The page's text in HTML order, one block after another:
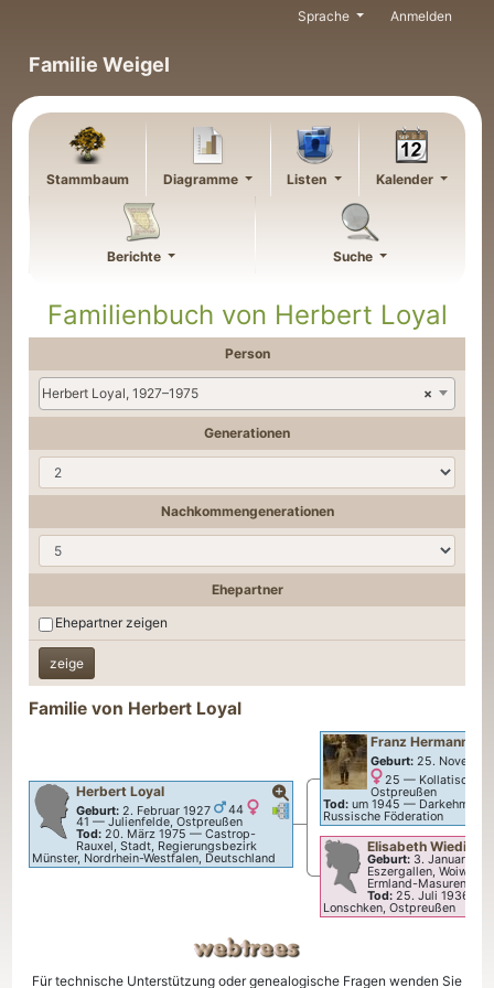
Familie Weigel
Sprache Anmelden
Stammbaum Diagramme Listen Kalender
Berichte Suche
Familienbuch von Herbert Loyal
Person
×
Herbert Loyal, 1927–1975
Generationen
Nachkommengenerationen
Ehepartner
Ehepartner zeigen
Familie von Herbert Loyal
Verknüpfungen
Verknüpfungen
HerbertLoyal
Geburt: 2. Februar 1927
44
41 —Julienfelde, Ostpreußen
Tod: 20. März 1975 —Castrop-
Rauxel, Stadt, Regierungsbezirk
Münster, Nordrhein-Westfalen, Deutschland
Franz Hermann
Geburt: 25.
25 —
Ostpreußen
Tod: um 1945 — Darkehmen,
Russische Föderation
ElisabethWieding
Geburt: 3. Januar
Eszergallen,
Ermland-Masuren,
Tod: 25. Juli 1936
Lonschken, Ostpreußen
Für technische Unterstützung oder genealogische Fragen wenden Sie